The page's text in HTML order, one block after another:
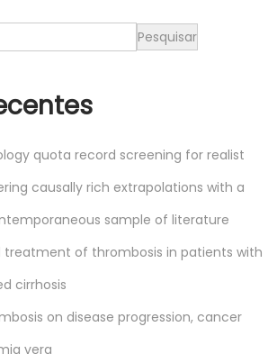
Pesquisar
quota record screening for realist
causally rich extrapolations with a
sample of literature
treatment of thrombosis in patients with
cirrhosis
on disease progression, cancer
vera